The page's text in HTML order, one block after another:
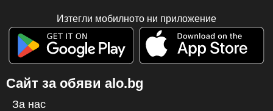
Изтегли мобилното ни приложение
Сайт за обяви alo.bg
За нас